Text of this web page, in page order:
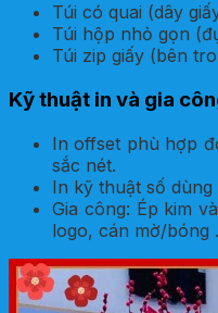
Túi có quai (dây
Túi hộp nhỏ gọn
Túi zip giấy (bên
Kỹ thuật in và gia
In offset phù hợp
sắc nét.
In kỹ thuật số
Gia công: Ép kim
logo, cán mờ/bóng